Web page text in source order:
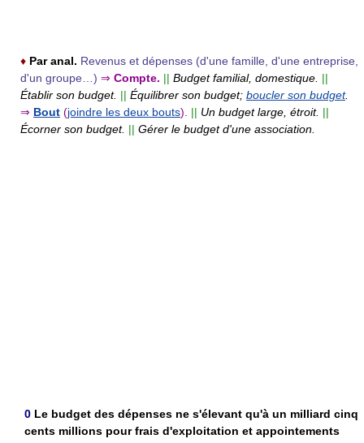
♦ Par anal. Revenus et dépenses (d'une famille, d'une entreprise,
d'un groupe…) ⇒ Compte. || Budget familial, domestique. ||
Établir son budget. || Équilibrer son budget; boucler son budget.
⇒ Bout (joindre les deux bouts). || Un budget large, étroit. ||
Écorner son budget. || Gérer le budget d'une association.
0 Le budget des dépenses ne s'élevant qu'à un milliard cinq
cents millions pour frais d'exploitation et appointements